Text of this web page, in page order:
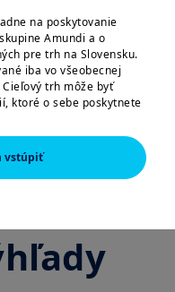
na poskytovanie
Amundi a o
pre trh na Slovensku.
iba vo všeobecnej
trh môže byť
ktoré o sebe poskytnete
môžu sa postupom
upozornenia kedykoľvek
nie sú určené
štátov amerických,
definované v „nariadení
vstúpiť